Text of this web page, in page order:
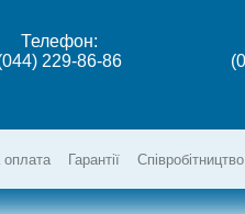
Телефон:
229-86-86
оплата Гарантії Співробітництво